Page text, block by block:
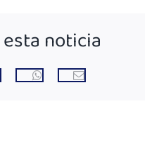
noticia
Twitter WhatsAppCorreo
electrónico